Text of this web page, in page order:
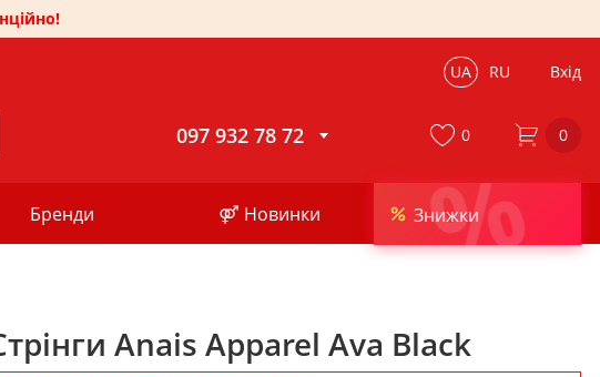
UA RU Вхід
097 932 78 72 0
Бренди ⚤ Новинки %
Знижки
0
Anais Apparel Ava Black